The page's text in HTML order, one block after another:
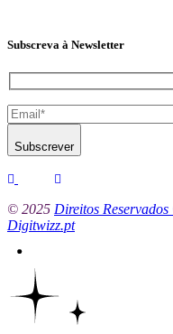
Subscreva à Newsletter
Subscrever
© 2025 Direitos
Digitwizz.pt